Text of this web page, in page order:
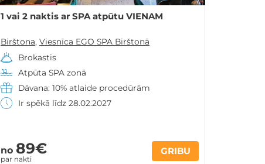
1 vai 2 naktis ar SPA atpūtu VIENAM
Birštona, Viesnīca EGO SPA Birštonā
Brokastis
Atpūta SPA zonā
Dāvana: 10% atlaide procedūrām
Ir spēkā līdz 28.02.2027
no 89€
par nakti
GRIBU